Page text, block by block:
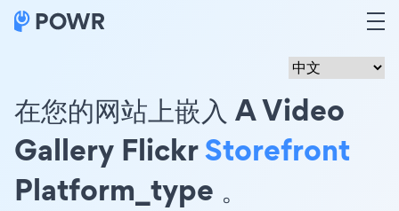
在您的网站上嵌入 A Video
Gallery FlickrStorefront
Platform_type 。